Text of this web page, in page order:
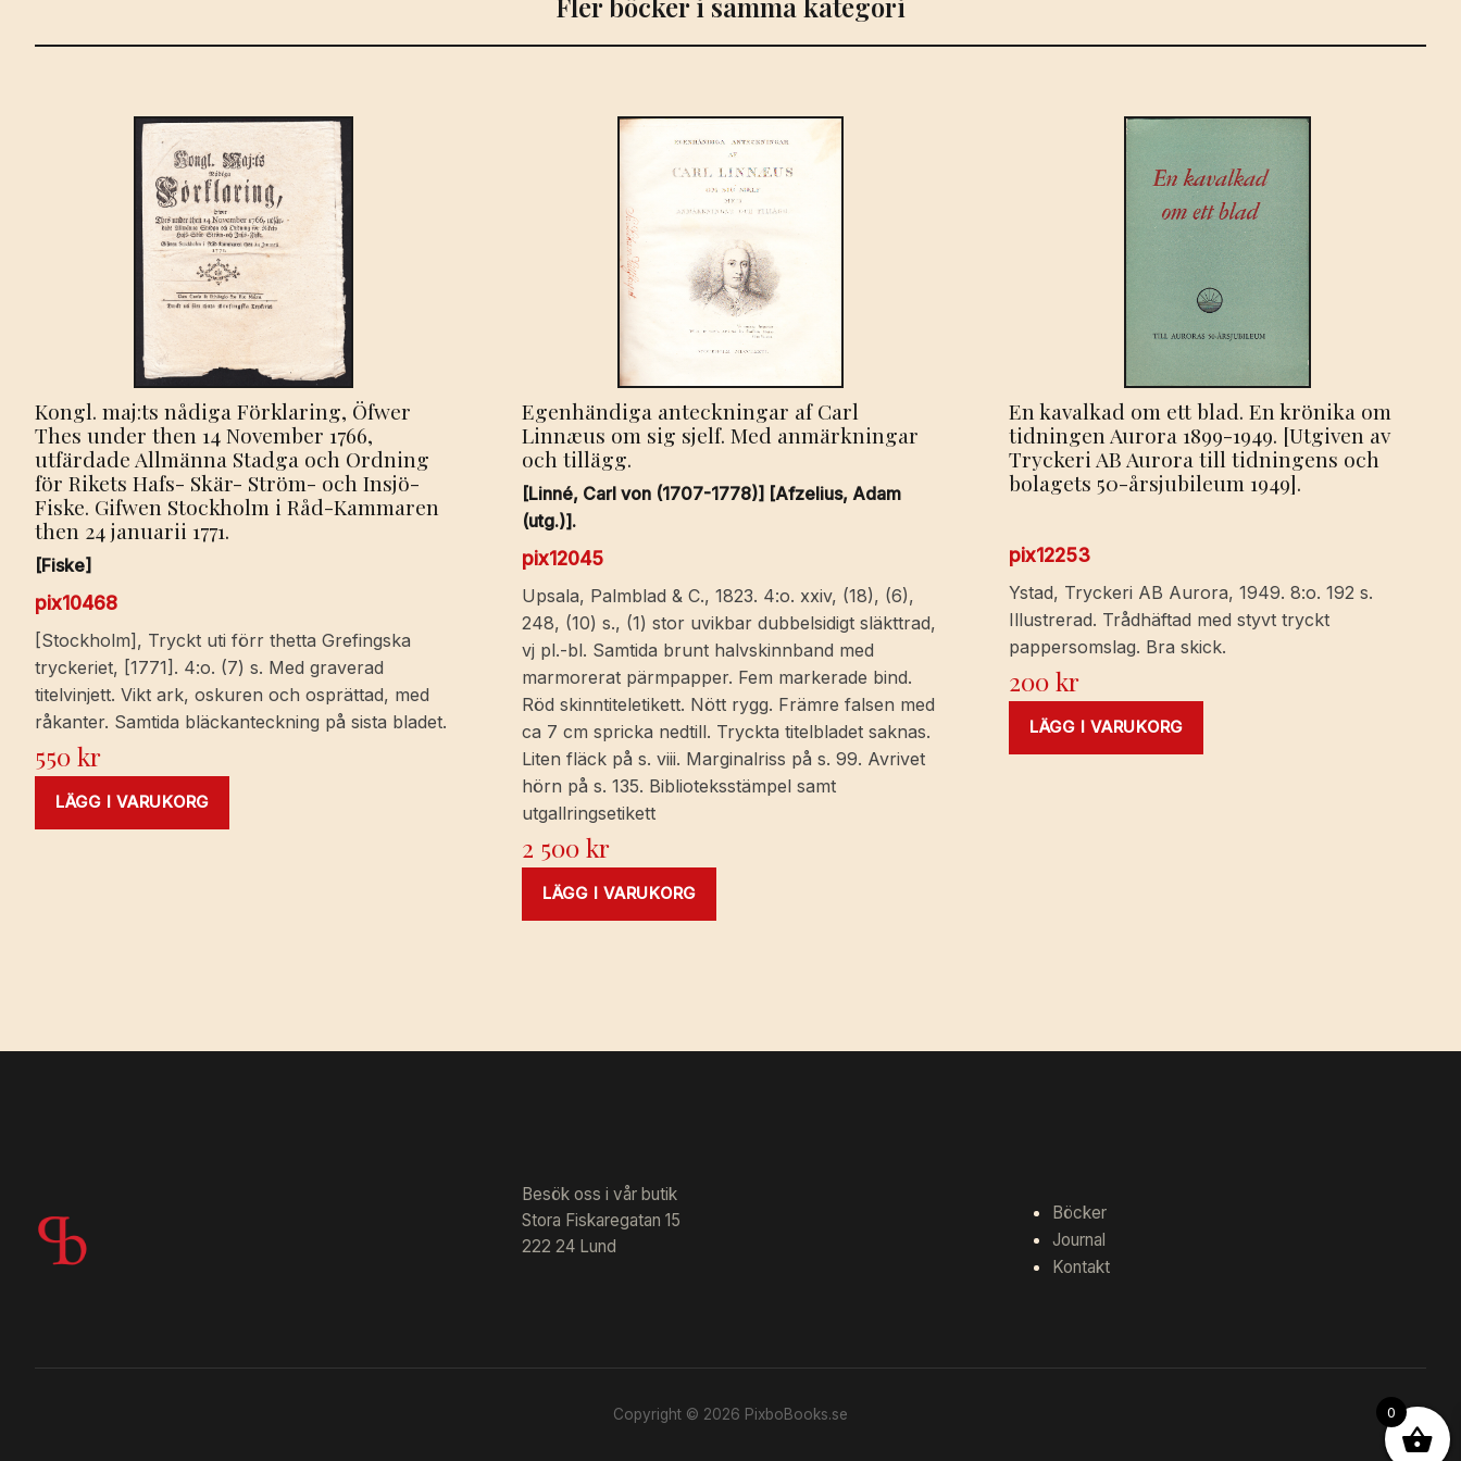
consentiente
experientissima
/.../
In
audit.
medico
die
XXXI
maji
MDCCCXXXVIII.
Kongl. maj:ts nådiga Förklaring, Öfwer
Thes under then 14 November 1766,
utfärdade Allmänna Stadga och Ordning
för Rikets Hafs- Skär- Ström- och Insjö-
Fiske. Gifwen Stockholm i Råd-Kammaren
then 24 januarii 1771.
[Fiske]
pix10468
[Stockholm], Tryckt uti förr thetta Grefingska
tryckeriet, [1771]. 4:o. (7) s. Med graverad
titelvinjett. Vikt ark, oskuren och osprättad, med
råkanter. Samtida bläckanteckning på sista bladet.
550kr
LÄGG I VARUKORG
Egenhändiga anteckningar af Carl
Linnæus om sig sjelf. Med anmärkningar
och tillägg.
[Linné, Carl von (1707-1778)] [Afzelius, Adam
(utg.)].
pix12045
Upsala, Palmblad & C., 1823. 4:o. xxiv, (18), (6),
248, (10) s., (1) stor uvikbar dubbelsidigt släkttrad,
vj pl.-bl. Samtida brunt halvskinnband med
marmorerat pärmpapper. Fem markerade bind.
Röd skinntiteletikett. Nött rygg. Främre falsen med
ca 7 cm spricka nedtill. Tryckta titelbladet saknas.
Liten fläck på s. viii. Marginalriss på s. 99. Avrivet
hörn på s. 135. Biblioteksstämpel samt
utgallringsetikett
2 500kr
LÄGG I VARUKORG
En kavalkad om ett blad. En krönika om
tidningen Aurora 1899-1949. [Utgiven av
Tryckeri AB Aurora till tidningens och
bolagets 50-årsjubileum 1949].
pix12253
Ystad, Tryckeri AB Aurora, 1949. 8:o. 192 s.
Illustrerad. Trådhäftad med styvt tryckt
pappersomslag. Bra skick.
200kr
LÄGG I VARUKORG
Besök oss i vår butik
Stora Fiskaregatan 15
222 24 Lund
Böcker
Journal
Kontakt
Copyright © 2026 PixboBooks.se 0